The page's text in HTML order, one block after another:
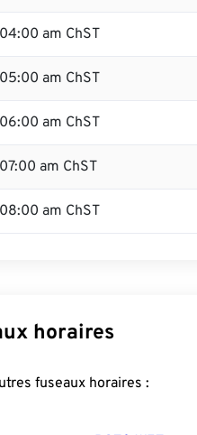
04:00 am ChST
05:00 am ChST
06:00 am ChST
07:00 am ChST
08:00 am ChST
horaires
fuseaux horaires :